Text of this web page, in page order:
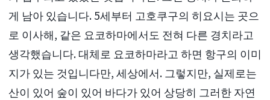
게 남아 있습니다. 5세부터 고호쿠구의 히요시는 곳으
로 이사해, 같은 요코하마에서도 전혀 다른 경치라고
생각했습니다. 대체로 요코하마라고 하면 항구의 이미
지가 있는 것입니다만, 세상에서. 그렇지만, 실제로는
산이 있어 숲이 있어 바다가 있어 상당히 그러한 자연